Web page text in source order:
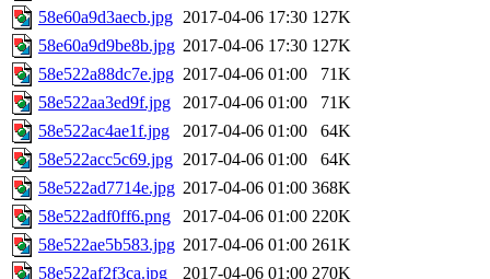
58e60a9d3aecb.jpg 2017-04-06 17:30 127K
58e60a9d9be8b.jpg 2017-04-06 17:30 127K
58e522a88dc7e.jpg 2017-04-06 01:00
71K
58e522aa3ed9f.jpg
2017-04-06 01:00
71K
58e522ac4ae1f.jpg
2017-04-06 01:00
64K
58e522acc5c69.jpg 2017-04-06 01:00
64K
58e522ad7714e.jpg 2017-04-06 01:00 368K
58e522adf0ff6.png
2017-04-06 01:00 220K
58e522ae5b583.jpg 2017-04-06 01:00 261K
58e522af2f3ca.jpg
2017-04-06 01:00 270K